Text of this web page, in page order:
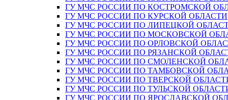
ГУ МЧС РОССИИ ПО КОСТРОМСКОЙ
ГУ МЧС РОССИИ ПО КУРСКОЙ ОБЛАСТИ
ГУ МЧС РОССИИ ПО ЛИПЕЦКОЙ
ГУ МЧС РОССИИ ПО МОСКОВСКОЙ
ГУ МЧС РОССИИ ПО ОРЛОВСКОЙ
ГУ МЧС РОССИИ ПО РЯЗАНСКОЙ
ГУ МЧС РОССИИ ПО СМОЛЕНСКОЙ
ГУ МЧС РОССИИ ПО ТАМБОВСКОЙ
ГУ МЧС РОССИИ ПО ТВЕРСКОЙ
ГУ МЧС РОССИИ ПО ТУЛЬСКОЙ
ГУ МЧС РОССИИ ПО ЯРОСЛАВСКОЙ